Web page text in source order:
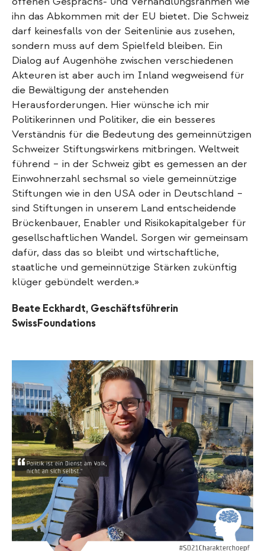
ihn das Abkommen mit der EU bietet. Die Schweiz
darf keinesfalls von der Seitenlinie aus zusehen,
sondern muss auf dem Spielfeld bleiben. Ein
Dialog auf Augenhöhe zwischen verschiedenen
Akteuren ist aber auch im Inland wegweisend für
die Bewältigung der anstehenden
Herausforderungen. Hier wünsche ich mir
Politikerinnen und Politiker, die ein besseres
Verständnis für die Bedeutung des gemeinnützigen
Schweizer Stiftungswirkens mitbringen. Weltweit
führend – in der Schweiz gibt es gemessen an der
Einwohnerzahl sechsmal so viele gemeinnützige
Stiftungen wie in den USA oder in Deutschland –
sind Stiftungen in unserem Land entscheidende
Brückenbauer, Enabler und Risikokapitalgeber für
gesellschaftlichen Wandel. Sorgen wir gemeinsam
dafür, dass das so bleibt und wirtschaftliche,
staatliche und gemeinnützige Stärken zukünftig
klüger gebündelt werden.»
Beate Eckhardt, Geschäftsführerin
SwissFoundations